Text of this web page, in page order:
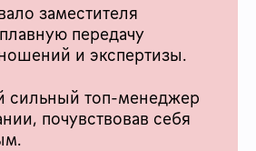
заместителя
передачу
и экспертизы.
сильный топ-менеджер
почувствовав себя